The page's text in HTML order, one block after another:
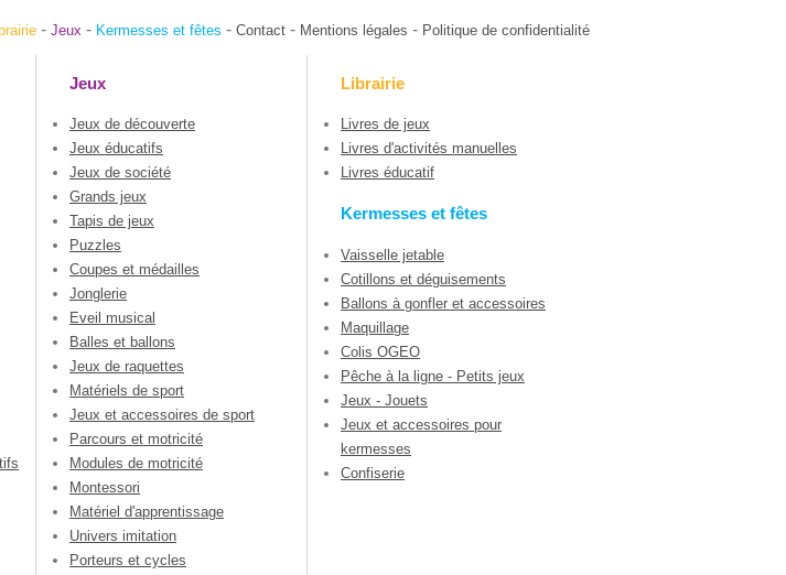
- Jeux - Kermesses et fêtes - Contact - Mentions légales - Politique de confidentialité
Jeux
Jeux de découverte
Jeux éducatifs
Jeux de société
Grands jeux
Tapis de jeux
Puzzles
Coupes et médailles
Jonglerie
Eveil musical
Balles et ballons
Jeux de raquettes
Matériels de sport
Jeux et accessoires de sport
Parcours et motricité
Modules de motricité
Montessori
Matériel d'apprentissage
Univers imitation
Porteurs et cycles
Librairie
Livres de jeux
Livres d'activités manuelles
Livres éducatif
Kermesses et fêtes
Vaisselle jetable
Cotillons et déguisements
Ballons à gonfler et accessoires
Maquillage
Colis OGEO
Pêche à la ligne - Petits jeux
Jeux - Jouets
Jeux et accessoires pour
kermesses
Confiserie